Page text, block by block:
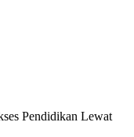
Pendidikan Lewat